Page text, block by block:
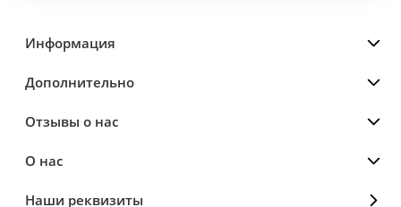
Информация
Дополнительно
Отзывы о нас
О нас
Наши реквизиты